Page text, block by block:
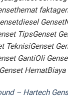
TipsGenset
TeknisiGenset
GantiOli
HematBiaya
– Hartech